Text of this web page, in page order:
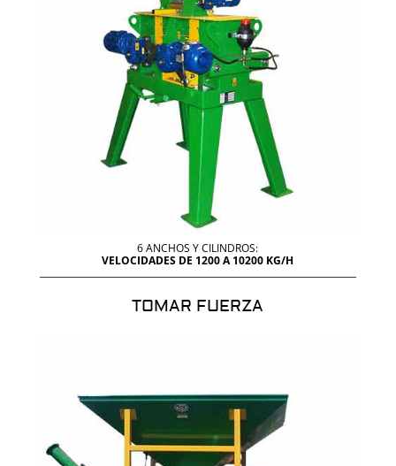
6 ANCHOS Y CILINDROS:
VELOCIDADES DE 1200 A 10200 KG/H
TOMAR FUERZA